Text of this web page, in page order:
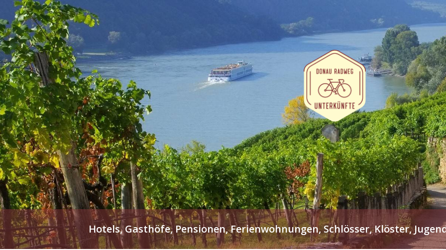
Hotels, Gasthöfe, Pensionen, Ferienwohnungen, Schlösser, Klöster,